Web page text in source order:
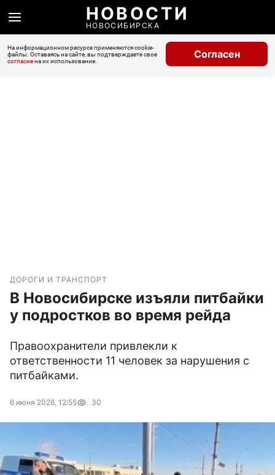
НОВОСТИ
НОВОСИБИРСКА
На информационном ресурсе применяются cookie-
файлы. Оставаясь на сайте, вы подтверждаете свое
согласиена их использование.
Согласен
ДОРОГИ И ТРАНСПОРТ
В Новосибирске изъяли питбайки
у подростков во время рейда
Правоохранители привлекли к
ответственности 11 человек за нарушения с
питбайками.
6 июня 2026, 12:55 30